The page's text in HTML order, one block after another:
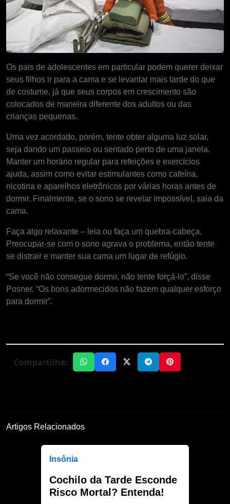
Os pais de adolescentes em particular podem querer deixar
seus filhos ir para a cama e se levantar mais tarde do que
de costume, já que seus corpos em crescimento são
colocados de maneira diferente dos adultos ou das
crianças pequenas.
Uma vez acordado, porém, tente obter alguma luz solar,
seja dando um passeio ou sentado perto de uma janela.
Manter um horário regular para refeições e exercícios
ajuda, assim como evitar estimulantes como cafeína,
nicotina e aparelhos eletrônicos por várias horas antes de
dormir. Finalmente, se o sono se revelar impossível, saia da
cama.
Faça algo relaxante – leia ou faça um quebra-cabeça.
Preocupar-se com o sono agrava o problema, então tente
se distrair e manter sua cama um lugar de refúgio.
“Se você não consegue dormir, não tente forçá-lo”, disse
Posner. “Os bons adormecidos não fazem qualquer esforço
para dormir”.
Compartilhe:
Artigos Relacionados
Insônia
Cochilo da Tarde Esconde
Risco Mortal? Entenda!